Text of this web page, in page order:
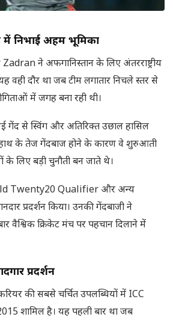
में निभाई अहम भूमिका
ने अफगानिस्तान के लिए अंतरराष्ट्रीय
वही दौर था जब टीम लगातार निचले स्तर से
में जगह बना रही थी।
गेंद से स्विंग और अतिरिक्त उछाल हासिल
हाथ के तेज गेंदबाज होने के कारण वे शुरुआती
के लिए बड़ी चुनौती बन जाते थे।
Twenty20 Qualifier और अन्य
प्रदर्शन किया। उनकी गेंदबाजी ने
वैश्विक क्रिकेट मंच पर पहचान दिलाने में
प्रदर्शन
की सबसे चर्चित उपलब्धियों में ICC
शामिल है। यह पहली बार था जब